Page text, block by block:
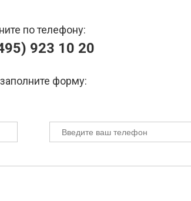
по телефону:
923 10 20
форму: